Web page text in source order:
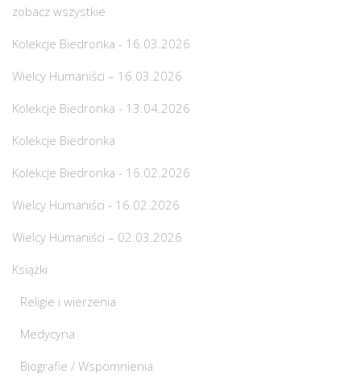
zobacz wszystkie
Kolekcje Biedronka - 16.03.2026
Wielcy Humaniści – 16.03.2026
Kolekcje Biedronka - 13.04.2026
Kolekcje Biedronka
Kolekcje Biedronka - 16.02.2026
Wielcy Humaniści - 16.02.2026
Wielcy Humaniści – 02.03.2026
Książki
Religie i wierzenia
Medycyna
Biografie / Wspomnienia